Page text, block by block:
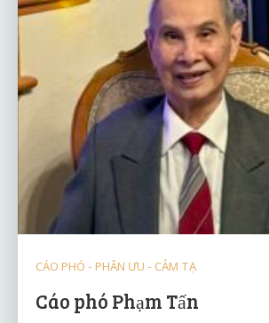
CÁO PHÓ - PHÂN ƯU - CẢM TẠ
Cáo phó Phạm Tấn